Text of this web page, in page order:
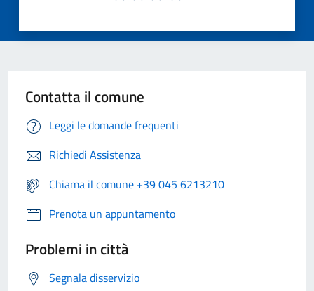
Contatta il comune
Leggi le domande frequenti
Richiedi Assistenza
Chiama il comune +39 045 6213210
Prenota un appuntamento
Problemi in città
Segnala disservizio